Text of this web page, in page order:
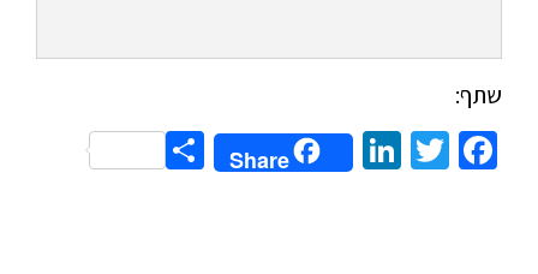
שתף:
Facebook
Twitter
LinkedIn
Share
Share